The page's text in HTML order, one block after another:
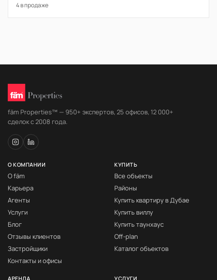
4 в продаже
fäm Properties™ — 950+ экспертов, 25 офисов, 12 000+
сделок с 2008 года.
О КОМПАНИИ
О fäm
Карьера
Агенты
Услуги
Блог
Отзывы клиентов
Застройщики
Контакты и офисы
КУПИТЬ
Все объекты
Районы
Купить квартиру в Дубае
Купить виллу
Купить таунхаус
Off-plan
Каталог объектов
АРЕНДА УСЛУГИ